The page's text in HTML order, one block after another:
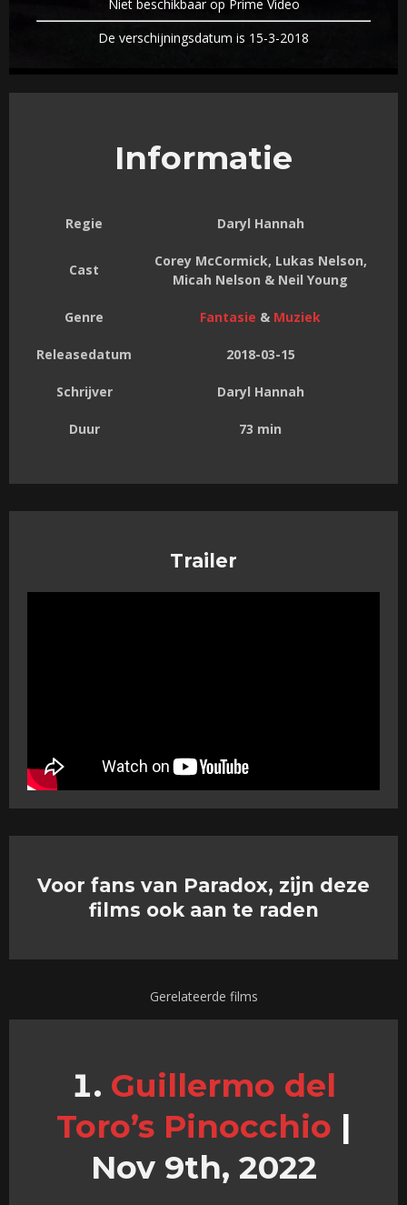
Niet beschikbaar op Prime Video
De verschijningsdatum is 15-3-2018
Informatie
Regie Daryl Hannah
Cast
Corey McCormick, Lukas Nelson,
Micah Nelson & Neil Young
Genre Fantasie & Muziek
Releasedatum 2018-03-15
Schrijver Daryl Hannah
Duur 73 min
Trailer
Voor fans van Paradox, zijn deze
films ook aan te raden
Gerelateerde films
Guillermo del
Toro’s Pinocchio |
Nov 9th, 2022